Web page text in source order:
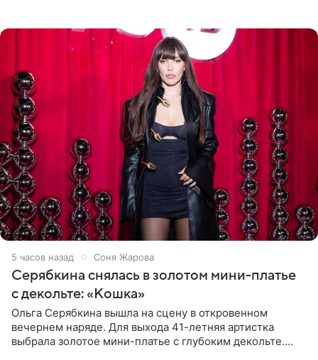
5 часов назад Соня Жарова
Серябкина снялась в золотом мини-платье
с декольте: «Кошка»
Ольга Серябкина вышла на сцену в откровенном
вечернем наряде. Для выхода 41-летняя артистка
выбрала золотое мини-платье с глубоким декольте.